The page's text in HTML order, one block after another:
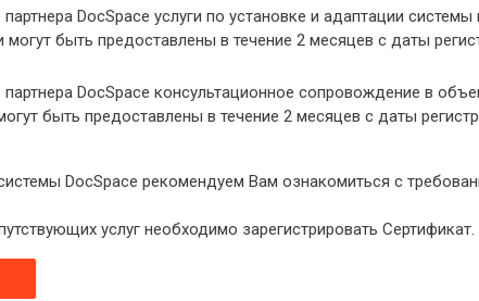
DocSpace услуги по установке и адаптации системы
могут быть предоставлены в течение 2 месяцев с даты
партнера DocSpace консультационное сопровождение в
быть предоставлены в течение 2 месяцев с даты
DocSpace рекомендуем Вам ознакомиться с
услуг необходимо зарегистрировать Сертификат.